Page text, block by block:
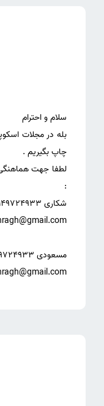
بله در مجلات
لطفا جهت